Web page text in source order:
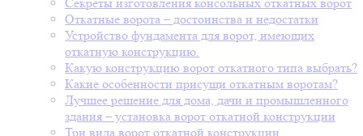
Откатные ворота – достоинства и недостатки
Устройство фундамента для ворот, имеющих
откатную конструкцию.
Какую конструкцию ворот откатного типа выбрать?
Какие особенности присущи откатным воротам?
Лучшее решение для дома, дачи и промышленного
здания – установка ворот откатной конструкции
Три вида ворот откатной конструкции